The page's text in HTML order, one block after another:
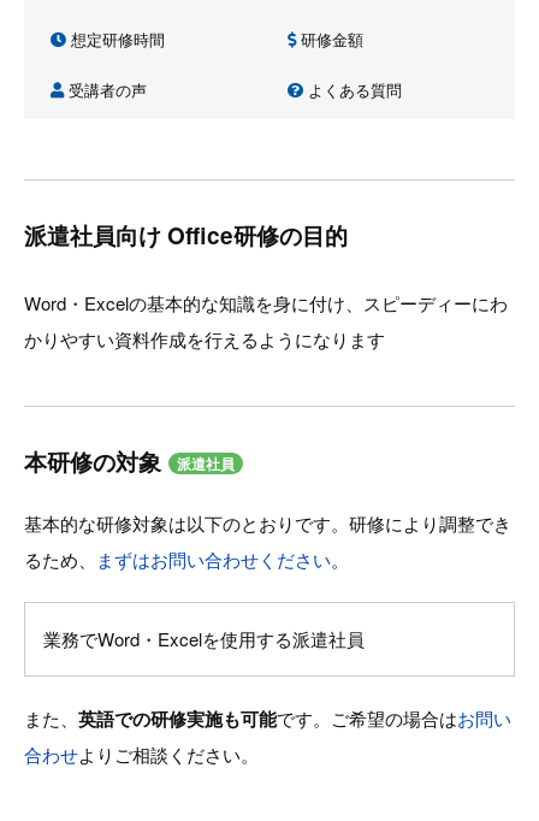
想定研修時間 研修金額
受講者の声 よくある質問
派遣社員向け Office研修の目的
Word・Excelの基本的な知識を身に付け、スピーディーにわ
かりやすい資料作成を行えるようになります
本研修の対象 派遣社員
基本的な研修対象は以下のとおりです。研修により調整でき
るため、
まずはお問い合わせください。
業務でWord・Excelを使用する派遣社員
また、 英語での研修実施も可能です。ご希望の場合はお問い
合わせよりご相談ください。